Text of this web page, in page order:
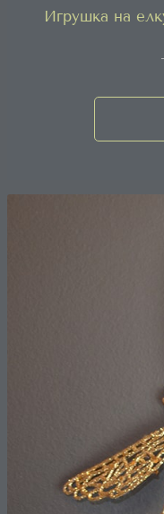
Игрушка на